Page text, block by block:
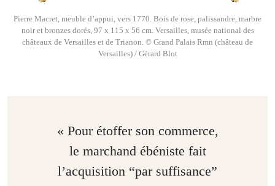
Pierre Macret, meuble d’appui, vers 1770. Bois de rose, palissandre, marbre
noir et bronzes dorés, 97 x 115 x 56 cm. Versailles, musée national des
châteaux de Versailles et de Trianon. © Grand Palais Rmn (château de
Versailles) / Gérard Blot
« Pour étoffer son commerce,
le marchand ébéniste fait
l’acquisition “par suffisance”